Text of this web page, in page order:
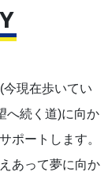
今現在歩いてい
へ続く道)に向か
ポートします。
あって夢に向か